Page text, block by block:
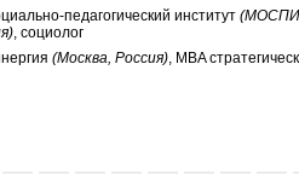
педагогический институт
, социолог
(Москва, Россия), MBA